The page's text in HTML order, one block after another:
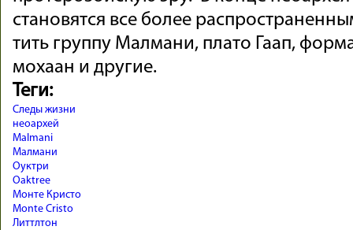
ста­но­вятся все бо­лее
тить группу Малмани, плато Гаап,
мо­хаан и дру­гие.
Теги:
Следы жизни
неоархей
Malmani
Малмани
Оуктри
Oaktree
Монте Кристо
Monte Cristo
Литтлтон